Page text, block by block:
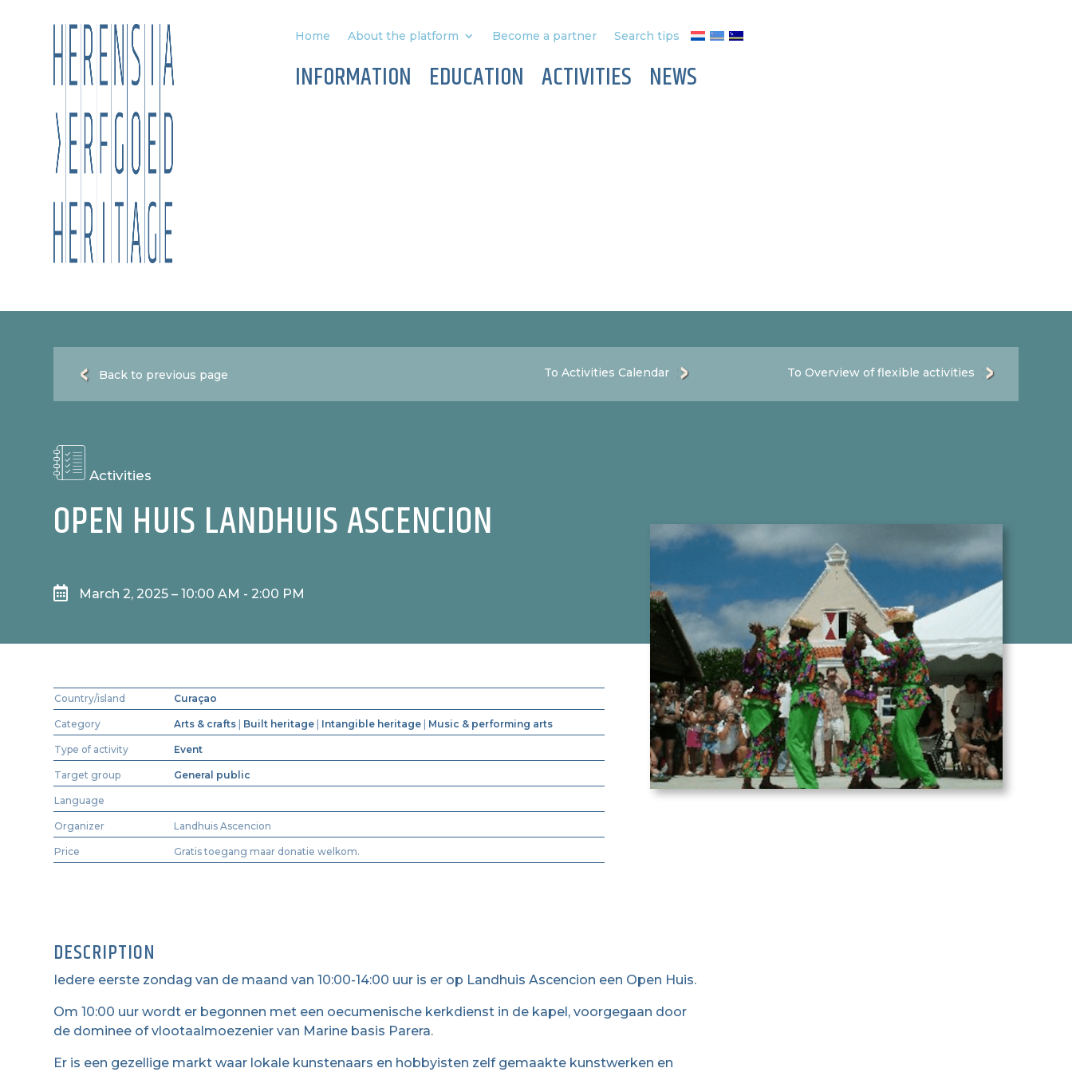
Home About the platform Become a partner Search tips
INFORMATION EDUCATION ACTIVITIES NEWS
Back to previous page To Activities Calendar To Overview of flexible activities
Activities
OPEN HUIS LANDHUIS ASCENCION
 March 2, 2025 – 10:00 AM - 2:00 PM
Country/island Curaçao
Category Arts & crafts Built heritage Intangible heritage Music & performing arts
Type of activity Event
Target group General public
Language
Organizer Landhuis Ascencion
Price Gratis toegang maar donatie welkom.
DESCRIPTION
Iedere eerste zondag van de maand van 10:00-14:00 uur is er op Landhuis Ascencion een Open Huis.
Om 10:00 uur wordt er begonnen met een oecumenische kerkdienst in de kapel, voorgegaan door
de dominee of vlootaalmoezenier van Marine basis Parera.
Er is een gezellige markt waar lokale kunstenaars en hobbyisten zelf gemaakte kunstwerken en